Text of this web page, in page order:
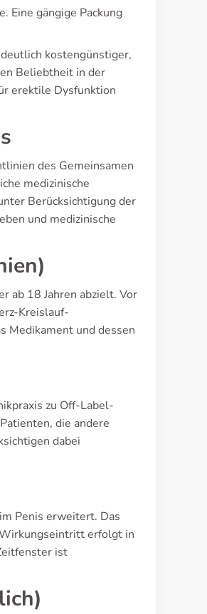
Eine gängige Packung
kostengünstiger,
Beliebtheit in der
erektile Dysfunktion
des Gemeinsamen
medizinische
Berücksichtigung der
und medizinische
ab 18 Jahren abzielt. Vor
Kreislauf-
Medikament und dessen
zu Off-Label-
die andere
dabei
Penis erweitert. Das
erfolgt in
ist